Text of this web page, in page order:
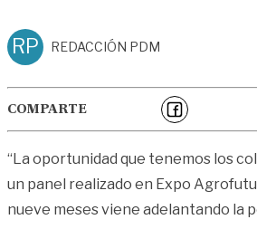
RP REDACCIÓN PDM
COMPARTE
“La oportunidad que tenemos los
un panel realizado en Expo
nueve meses viene adelantando la